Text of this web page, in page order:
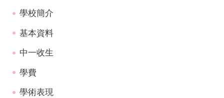
學校簡介
基本資料
中一收生
學費
學術表現